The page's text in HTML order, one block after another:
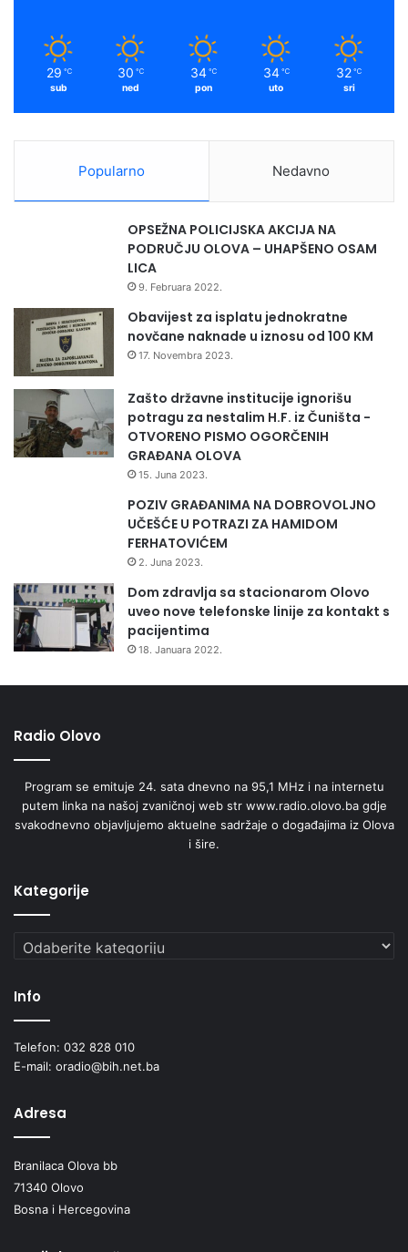
29 ℃
sub
30 ℃
ned
34 ℃
pon
34 ℃
uto
32 ℃
sri
Popularno Nedavno
OPSEŽNA POLICIJSKA AKCIJA NA
PODRUČJU OLOVA – UHAPŠENO OSAM
LICA
9. Februara 2022.
Obavijest za isplatu jednokratne
novčane naknade u iznosu od 100 KM
17. Novembra 2023.
Zašto državne institucije ignorišu
potragu za nestalim H.F. iz Čuništa -
OTVORENO PISMO OGORČENIH
GRAĐANA OLOVA
15. Juna 2023.
POZIV GRAĐANIMA NA DOBROVOLJNO
UČEŠĆE U POTRAZI ZA HAMIDOM
FERHATOVIĆEM
2. Juna 2023.
Dom zdravlja sa stacionarom Olovo
uveo nove telefonske linije za kontakt s
pacijentima
18. Januara 2022.
Radio Olovo
Program se emituje 24. sata dnevno na 95,1 MHz i na internetu
putem linka na našoj zvaničnoj web str www.radio.olovo.ba gdje
svakodnevno objavljujemo aktuelne sadržaje o događajima iz Olova
i šire.
Kategorije
Kategorije
Info
Telefon: 032 828 010
E-mail: oradio@bih.net.ba
Adresa
Branilaca Olova bb
71340 Olovo
Bosna i Hercegovina